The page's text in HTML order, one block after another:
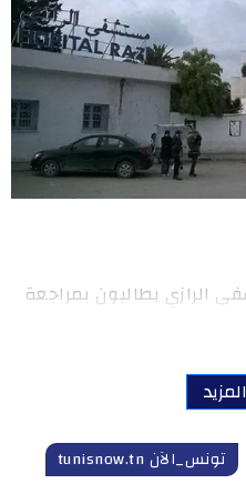
الرازي يطالبون بمراجعة
تونس_الآن tunisnow.tn